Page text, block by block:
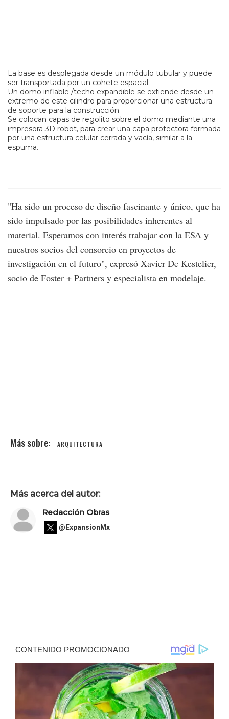
La base es desplegada desde un módulo tubular y puede
ser transportada por un cohete espacial.
Un domo inflable /techo expandible se extiende desde un
extremo de este cilindro para proporcionar una estructura
de soporte para la construcción.
Se colocan capas de regolito sobre el domo mediante una
impresora 3D robot, para crear una capa protectora formada
por una estructura celular cerrada y vacía, similar a la
espuma.
"Ha sido un proceso de diseño fascinante y único, que ha
sido impulsado por las posibilidades inherentes al
material. Esperamos con interés trabajar con la ESA y
nuestros socios del consorcio en proyectos de
investigación en el futuro", expresó Xavier De Kestelier,
socio de Foster + Partners y especialista en modelaje.
ARQUITECTURA
Más acerca del autor:
Redacción Obras
@ExpansionMx